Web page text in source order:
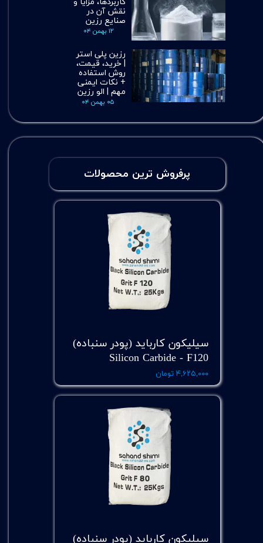
سیلیکون کارباید (پودر سنباده)
Silicon Carbide - F120
۴,۶۲۵,۰۰۰ تومان
سیلیکون کارباید (پودر سنباده)
پرفروش ترین محصولات
نقش آن در
صنایع رزین
۱۲ بهمن ۰۴
رزین پلی استر
| خرید، قیمت،
روش استفاده
+ نکات ایمنی
مهم | الو رزین
۰۵ بهمن ۰۴